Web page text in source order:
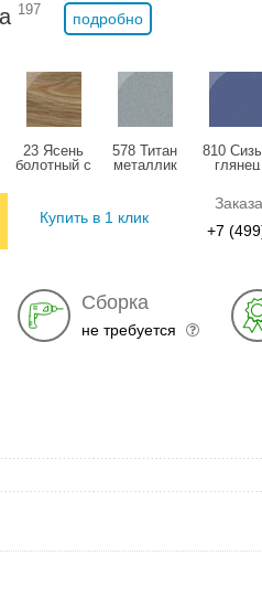
197
подробно
23 Ясень
болотный с
578 Титан
металлик
810
глянец
Купить в 1 клик
+7
Сборка
не требуется